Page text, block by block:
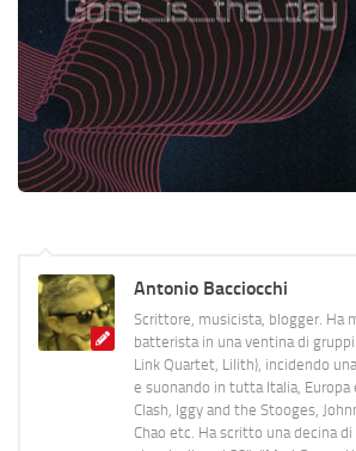
Antonio Bacciocchi
Scrittore, musicista, blogger. Ha
batterista in una ventina di
Link Quartet, Lilith), incidendo
e suonando in tutta Italia, Europa
Clash, Iggy and the Stooges,
Chao etc. Ha scritto una decina